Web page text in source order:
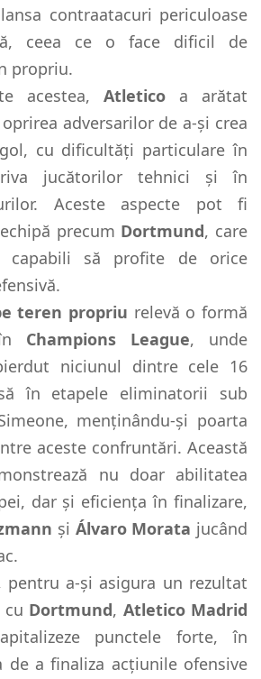
contraatacuri periculoase
ceea ce o face dificil de
propriu.
Atleticoa arătat
adversarilor de a-și crea
cu dificultăți particulare în
jucătorilor tehnici și în
Aceste aspecte pot fi
precum Dortmund, care
capabili să profite de orice
teren propriu relevă o formă
Champions League, unde
niciunul dintre cele 16
în etapele eliminatorii sub
menținându-și poarta
aceste confruntări. Această
nu doar abilitatea
dar și eficiența în finalizare,
și Álvaro Morata jucând
a-și asigura un rezultat
Dortmund, Atletico Madrid
punctele forte, în
de a finaliza acțiunile ofensive